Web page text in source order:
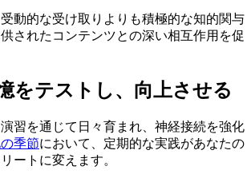
動的な受け取りよりも積極的な知的関与
されたコンテンツとの深い相互作用を促
をテストし、向上させる
習を通じて日々育まれ、神経接続を強化
季節において、定期的な実践があなたの
ートに変えます。